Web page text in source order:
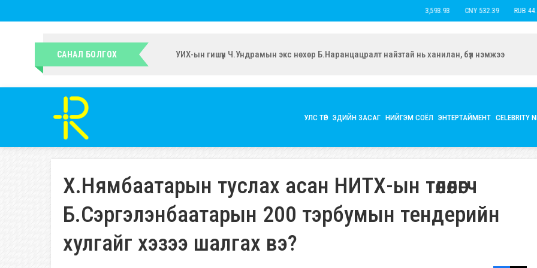
USD 3,593.93 CNY 532.39 RUB 44.15
САНАЛ БОЛГОХ УИХ-ын гишүүн Ч.Ундрамын экс нөхөр Б.Наранцацралт найзтай нь ханилан, бүл нэмжээ
УЛС ТӨР ЭДИЙН ЗАСАГ НИЙГЭМ СОЁЛ ЭНТЕРТАЙМЕНТ CELEBRITY
Х.Нямбаатарын туслах асан НИТХ-ын төлөөлөгч
Б.Сэргэлэнбаатарын 200 тэрбумын тендерийн
хулгайг хэзээ шалгах вэ?